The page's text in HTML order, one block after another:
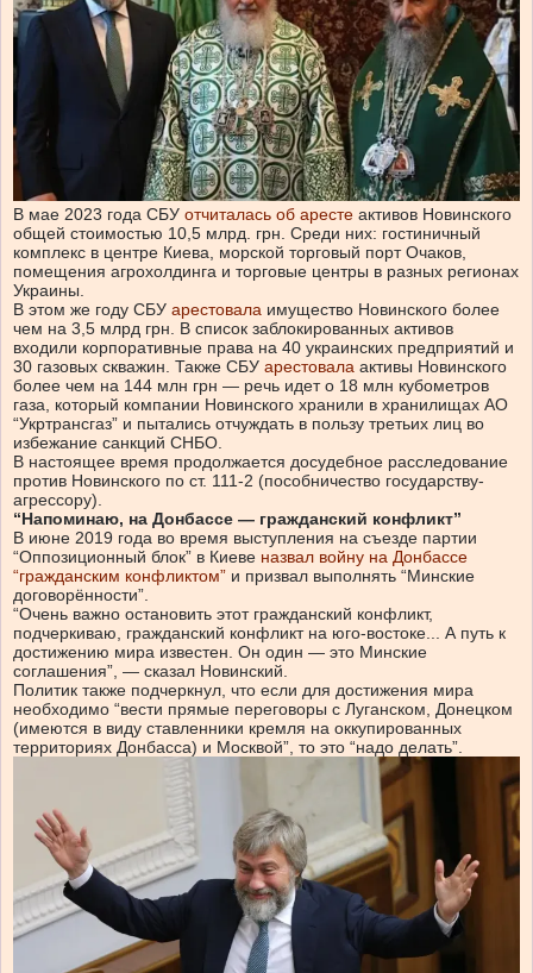
В мае 2023 года СБУ отчиталась об аресте активов Новинского
общей стоимостью 10,5 млрд. грн. Среди них: гостиничный
комплекс в центре Киева, морской торговый порт Очаков,
помещения агрохолдинга и торговые центры в разных регионах
Украины.
В этом же году СБУ арестовала имущество Новинского более
чем на 3,5 млрд грн. В список заблокированных активов
входили корпоративные права на 40 украинских предприятий и
30 газовых скважин. Также СБУ арестовала активы Новинского
более чем на 144 млн грн — речь идет о 18 млн кубометров
газа, который компании Новинского хранили в хранилищах АО
“Укртрансгаз” и пытались отчуждать в пользу третьих лиц во
избежание санкций СНБО.
В настоящее время продолжается досудебное расследование
против Новинского по ст. 111-2 (пособничество государству-
агрессору).
“Напоминаю, на Донбассе — гражданский конфликт”
В июне 2019 года во время выступления на съезде партии
“Оппозиционный блок” в Киеве назвал войну на Донбассе
“гражданским конфликтом” и призвал выполнять “Минские
договорённости”.
“Очень важно остановить этот гражданский конфликт,
подчеркиваю, гражданский конфликт на юго-востоке... А путь к
достижению мира известен. Он один — это Минские
соглашения”, — сказал Новинский.
Политик также подчеркнул, что если для достижения мира
необходимо “вести прямые переговоры с Луганском, Донецком
(имеются в виду ставленники кремля на оккупированных
территориях Донбасса) и Москвой”, то это “надо делать”.